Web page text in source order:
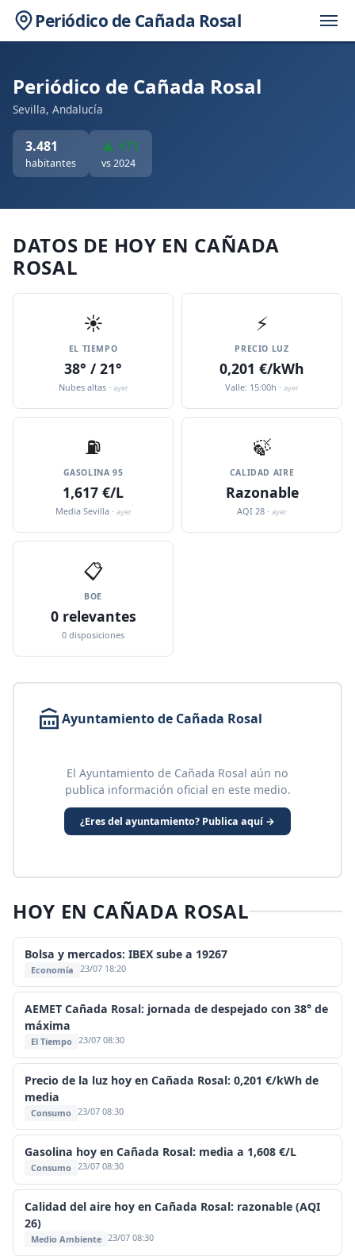
Periódico de Cañada Rosal
Periódico de Cañada Rosal
Sevilla, Andalucía
3.481
habitantes
▲ +71
vs 2024
DATOS DE HOY EN CAÑADA
ROSAL
☀️
EL TIEMPO
38° / 21°
Nubes altas · ayer
⚡
PRECIO LUZ
0,201 €/kWh
Valle: 15:00h · ayer
⛽️
GASOLINA 95
1,617 €/L
Media Sevilla · ayer
🍃
CALIDAD AIRE
Razonable
AQI 28 · ayer
📋
BOE
0 relevantes
0 disposiciones
Ayuntamiento de Cañada Rosal
El Ayuntamiento de Cañada Rosal aún no
publica información oficial en este medio.
¿Eres del ayuntamiento? Publica aquí →
HOY EN CAÑADA ROSAL
Bolsa y mercados: IBEX sube a 19267
Economía 23/07 18:20
AEMET Cañada Rosal: jornada de despejado con 38° de
máxima
El Tiempo 23/07 08:30
Precio de la luz hoy en Cañada Rosal: 0,201 €/kWh de
media
Consumo 23/07 08:30
Gasolina hoy en Cañada Rosal: media a 1,608 €/L
Consumo 23/07 08:30
Calidad del aire hoy en Cañada Rosal: razonable (AQI
26)
Medio Ambiente 23/07 08:30